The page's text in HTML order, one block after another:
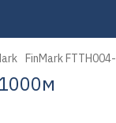
FinMark